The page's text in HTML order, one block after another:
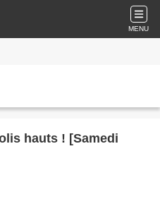
MENU
hauts ! [Samedi